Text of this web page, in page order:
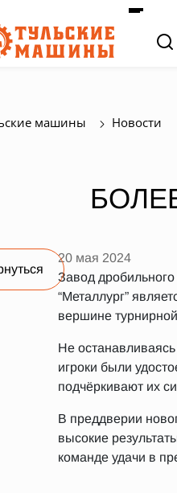
машины Новости
20 мая 2024
Завод
“Металлург”
вершине
Не
игроки были
подчёркивают их
В преддверии
высокие
команде удачи в